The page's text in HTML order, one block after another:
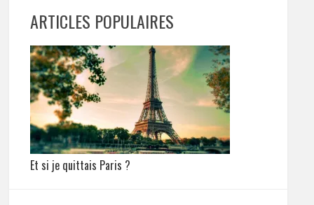
ARTICLES POPULAIRES
Et si je quittais Paris ?